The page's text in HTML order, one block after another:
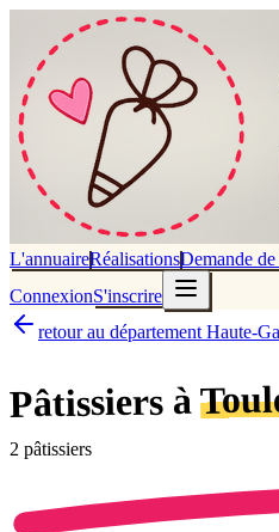
L'annuaireRéalisationsDemande
ConnexionS'inscrire
retour au département Haute-
Pâtissiers à
2 pâtissiers